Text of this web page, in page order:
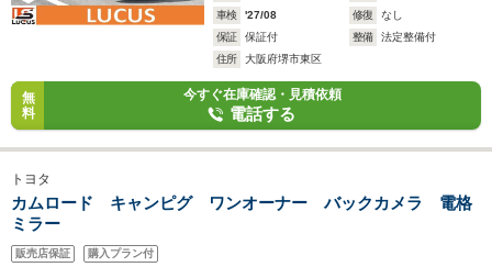
車検
'27/08 修復
なし
保証
保証付 整備
法定整備付
住所
大阪府堺市東区
無
料
今すぐ在庫確認・見積依頼
電話する
トヨタ
カムロード キャンピグ ワンオーナー バックカメラ 電格
ミラー
販売店保証 購入プラン付